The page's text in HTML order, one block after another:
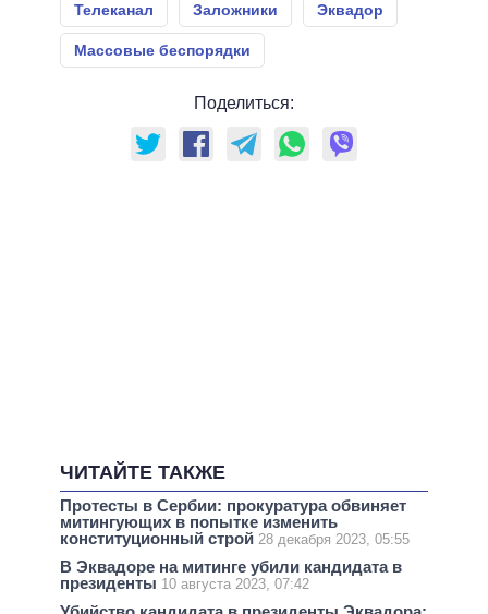
Телеканал Заложники Эквадор
Массовые беспорядки
Поделиться:
ЧИТАЙТЕ ТАКЖЕ
Протесты в Сербии: прокуратура обвиняет
митингующих в попытке изменить
конституционный строй 28 декабря 2023, 05:55
В Эквадоре на митинге убили кандидата в
президенты 10 августа 2023, 07:42